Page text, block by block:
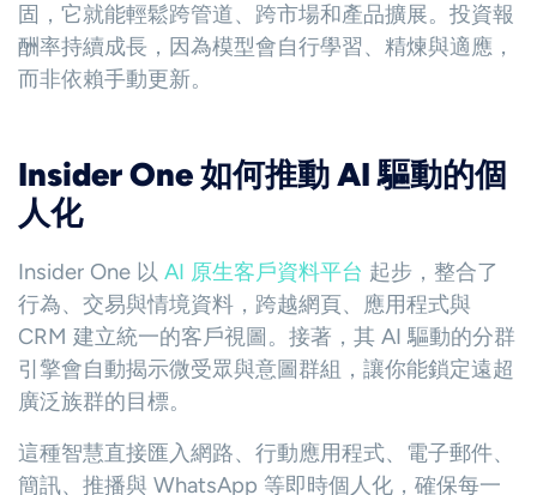
固，它就能輕鬆跨管道、跨市場和產品擴展。投資報
酬率持續成長，因為模型會自行學習、精煉與適應，
而非依賴手動更新。
Insider One 如何推動 AI 驅動的個
人化
Insider One 以 AI 原生客戶資料平台 起步，整合了
行為、交易與情境資料，跨越網頁、應用程式與
CRM 建立統一的客戶視圖。接著，其 AI 驅動的分群
引擎會自動揭示微受眾與意圖群組，讓你能鎖定遠超
廣泛族群的目標。
這種智慧直接匯入網路、行動應用程式、電子郵件、
簡訊、推播與 WhatsApp 等即時個人化，確保每一